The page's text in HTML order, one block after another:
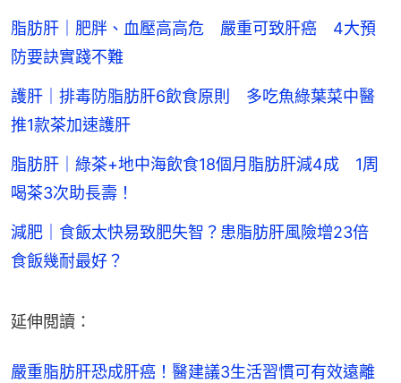
脂肪肝｜肥胖、血壓高高危 嚴重可致肝癌 4大預
防要訣實踐不難
護肝｜排毒防脂肪肝6飲食原則 多吃魚綠葉菜中醫
推1款茶加速護肝
脂肪肝｜綠茶+地中海飲食18個月脂肪肝減4成 1周
喝茶3次助長壽！
減肥｜食飯太快易致肥失智？患脂肪肝風險增23倍
食飯幾耐最好？
延伸閲讀：
嚴重脂肪肝恐成肝癌！醫建議3生活習慣可有效遠離